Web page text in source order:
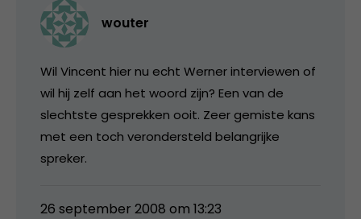
wouter
Wil Vincent hier nu echt Werner interviewen of
wil hij zelf aan het woord zijn? Een van de
slechtste gesprekken ooit. Zeer gemiste kans
met een toch verondersteld belangrijke
spreker.
26 september 2008 om 13:23